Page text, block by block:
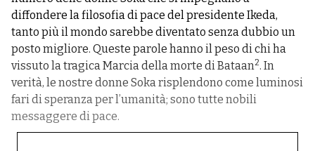
diffondere la filosofia di pace del presidente Ikeda,
tanto più il mondo sarebbe diventato senza dubbio un
posto migliore. Queste parole hanno il peso di chi ha
vissuto la tragica Marcia della morte di Bataan2. In
verità, le nostre donne Soka risplendono come luminosi
fari di speranza per l’umanità; sono tutte nobili
messaggere di pace.